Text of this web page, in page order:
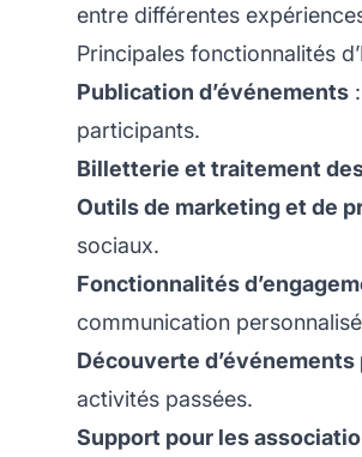
entre différentes
Principales fonctionnalités
Publication d’événements
participants.
Billetterie et traitement
Outils de marketing et de
sociaux.
Fonctionnalités
communication
Découverte
activités passées.
Support pour les